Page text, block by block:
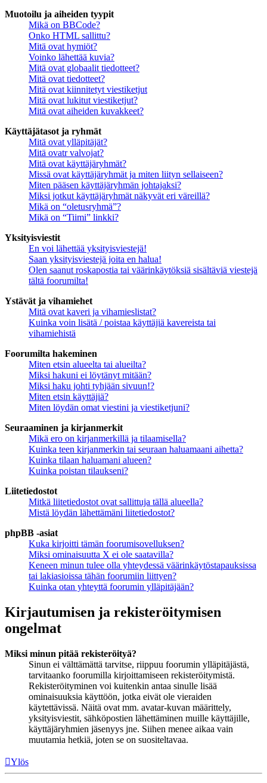
Muotoilu ja aiheiden tyypit
Mikä on BBCode?
Onko HTML sallittu?
Mitä ovat hymiöt?
Voinko lähettää kuvia?
Mitä ovat globaalit tiedotteet?
Mitä ovat tiedotteet?
Mitä ovat kiinnitetyt viestiketjut
Mitä ovat lukitut viestiketjut?
Mitä ovat aiheiden kuvakkeet?
Käyttäjätasot ja ryhmät
Mitä ovat ylläpitäjät?
Mitä ovatr valvojat?
Mitä ovat käyttäjäryhmät?
Missä ovat käyttäjäryhmät ja miten liityn sellaiseen?
Miten pääsen käyttäjäryhmän johtajaksi?
Miksi jotkut käyttäjäryhmät näkyvät eri väreillä?
Mikä on “oletusryhmä”?
Mikä on “Tiimi” linkki?
Yksityisviestit
En voi lähettää yksityisviestejä!
Saan yksityisviestejä joita en halua!
Olen saanut roskapostia tai väärinkäytöksiä sisältäviä viestejä
tältä foorumilta!
Ystävät ja vihamiehet
Mitä ovat kaveri ja vihamieslistat?
Kuinka voin lisätä / poistaa käyttäjiä kavereista tai
vihamiehistä
Foorumilta hakeminen
Miten etsin alueelta tai alueilta?
Miksi hakuni ei löytänyt mitään?
Miksi haku johti tyhjään sivuun!?
Miten etsin käyttäjiä?
Miten löydän omat viestini ja viestiketjuni?
Seuraaminen ja kirjanmerkit
Mikä ero on kirjanmerkillä ja tilaamisella?
Kuinka teen kirjanmerkin tai seuraan haluamaani aihetta?
Kuinka tilaan haluamani alueen?
Kuinka poistan tilaukseni?
Liitetiedostot
Mitkä liitetiedostot ovat sallittuja tällä alueella?
Mistä löydän lähettämäni liitetiedostot?
phpBB -asiat
Kuka kirjoitti tämän foorumisovelluksen?
Miksi ominaisuutta X ei ole saatavilla?
Keneen minun tulee olla yhteydessä väärinkäytöstapauksissa
tai lakiasioissa tähän foorumiin liittyen?
Kuinka otan yhteyttä foorumin ylläpitäjään?
Kirjautumisen ja rekisteröitymisen
ongelmat
Miksi minun pitää rekisteröityä?
Sinun ei välttämättä tarvitse, riippuu foorumin ylläpitäjästä,
tarvitaanko foorumilla kirjoittamiseen rekisteröitymistä.
Rekisteröityminen voi kuitenkin antaa sinulle lisää
ominaisuuksia käyttöön, jotka eivät ole vieraiden
käytettävissä. Näitä ovat mm. avatar-kuvan määrittely,
yksityisviestit, sähköpostien lähettäminen muille käyttäjille,
käyttäjäryhmien jäsenyys jne. Siihen menee aikaa vain
muutamia hetkiä, joten se on suositeltavaa.
Ylös